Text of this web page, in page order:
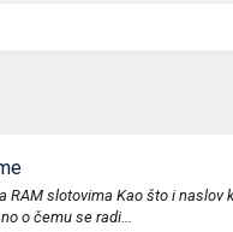
slotovima Kao što i
o čemu se radi...